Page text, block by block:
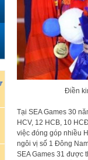
Điền
Tại SEA Games 30
HCV, 12 HCB, 10
việc đóng góp nhiều
ngôi vị số 1 Đông
SEA Games 31 được